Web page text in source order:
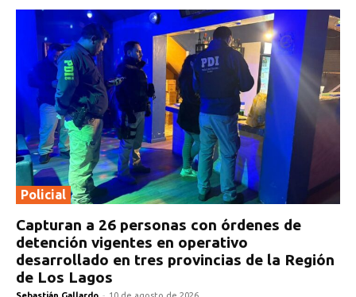
Policial
Capturan a 26 personas con órdenes de
detención vigentes en operativo
desarrollado en tres provincias de la Región
de Los Lagos